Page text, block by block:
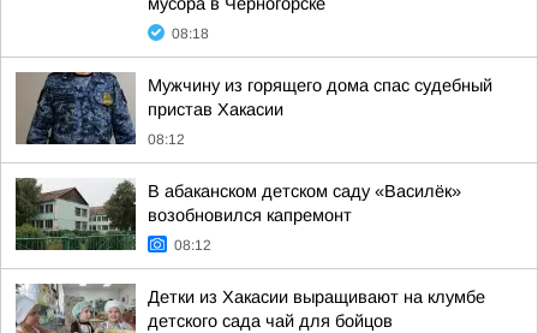
08:18
Мужчину из горящего дома спас судебный
пристав Хакасии
08:12
В абаканском детском саду «Василёк»
возобновился капремонт
08:12
Детки из Хакасии выращивают на клумбе
детского сада чай для бойцов